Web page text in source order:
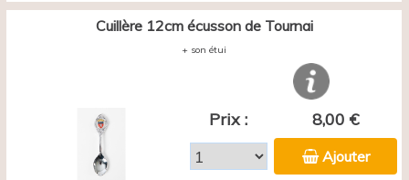
Cuillère 12cm écusson de Tournai
+ son étui
Prix : 8,00 €
Ajouter